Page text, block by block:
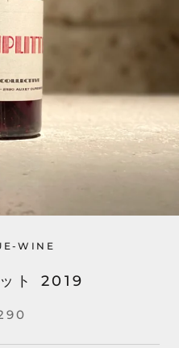
WINE
ト 2019